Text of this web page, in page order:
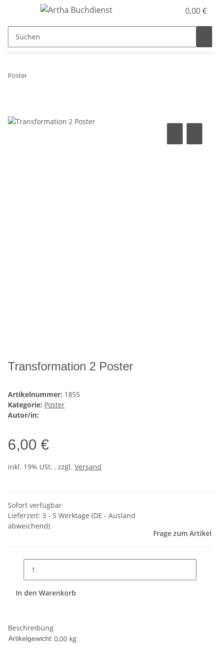
0,00 €
Poster
Transformation 2 Poster
Artikelnummer: 1855
Kategorie: Poster
Autor/in:
6,00 €
inkl. 19% USt. , zzgl. Versand
Sofort verfügbar
Lieferzeit: 3 - 5 Werktage (DE - Ausland
abweichend)
Frage zum Artikel
In den Warenkorb
Beschreibung
Artikelgewicht:0,00 kg